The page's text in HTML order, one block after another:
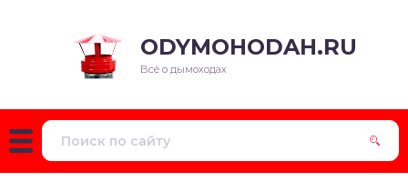
ODYMOHODAH.RU
Всё о дымоходах